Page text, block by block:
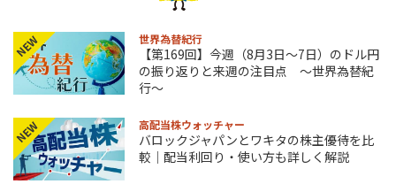
NEW 世界為替紀行
【第169回】今週（8月3日～7日）のドル円
の振り返りと来週の注目点 ～世界為替紀
行～
NEW 高配当株ウォッチャー
バロックジャパンとワキタの株主優待を比
較｜配当利回り・使い方も詳しく解説